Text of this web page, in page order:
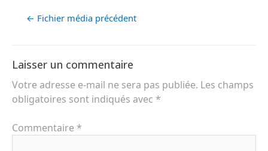
← Fichier média précédent
Laisser un commentaire
Votre adresse e-mail ne sera pas publiée. Les champs
obligatoires sont indiqués avec *
Commentaire *